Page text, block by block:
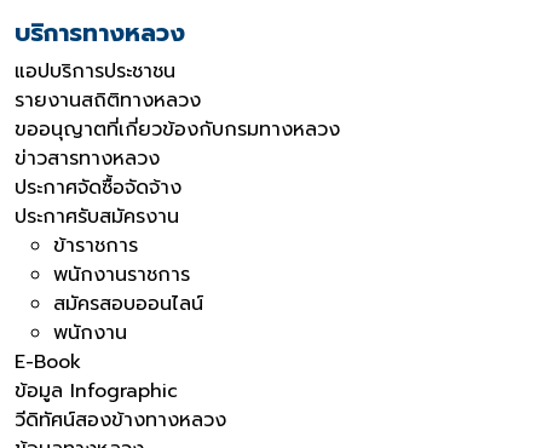
บริการทางหลวง
แอปบริการประชาชน
รายงานสถิติทางหลวง
ขออนุญาตที่เกี่ยวข้องกับกรมทางหลวง
ข่าวสารทางหลวง
ประกาศจัดซื้อจัดจ้าง
ประกาศรับสมัครงาน
ข้าราชการ
พนักงานราชการ
สมัครสอบออนไลน์
พนักงาน
E-Book
ข้อมูล Infographic
วีดิทัศน์สองข้างทางหลวง